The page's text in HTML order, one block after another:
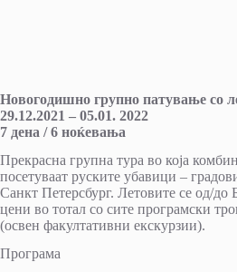
Новогодишно групно патување со
29.12.2021 – 05.01. 2022
7 дена / 6 ноќевања
Прекрасна групна тура во која
посетуваат руските убавици –
Санкт Петерсбург. Летовите се од/до
цени во тотал со сите програмски
(освен факултативни екскурзии).
Програма